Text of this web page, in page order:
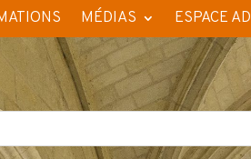
MÉDIAS ESPACE